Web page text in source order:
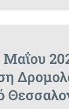
Μαΐου